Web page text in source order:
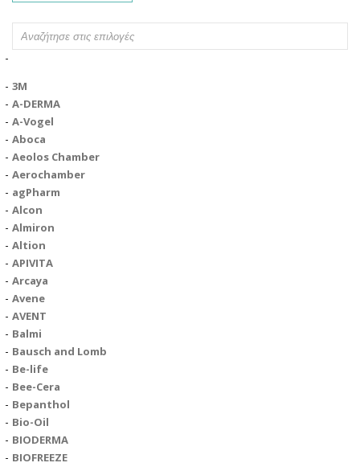
3M
A-DERMA
A-Vogel
Aboca
Aeolos Chamber
Aerochamber
agPharm
Alcon
Almiron
Altion
APIVITA
Arcaya
Avene
AVENT
Balmi
Bausch and Lomb
Be-life
Bee-Cera
Bepanthol
Bio-Oil
BIODERMA
BIOFREEZE